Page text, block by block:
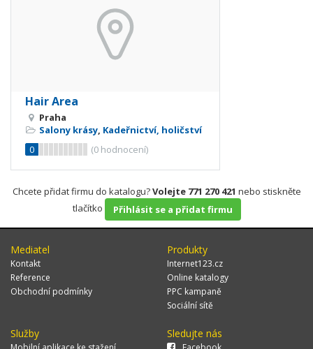
Hair Area
Praha
Salony krásy, Kadeřnictví, holičství
0
(0 hodnocení)
Chcete přidat firmu do katalogu?Volejte 771 270 421 nebo stiskněte
tlačítko
Přihlásit se a přidat firmu
Mediatel
Kontakt
Reference
Obchodní podmínky
Produkty
Internet123.cz
Online katalogy
PPC kampaně
Sociální sítě
Služby Sledujte nás